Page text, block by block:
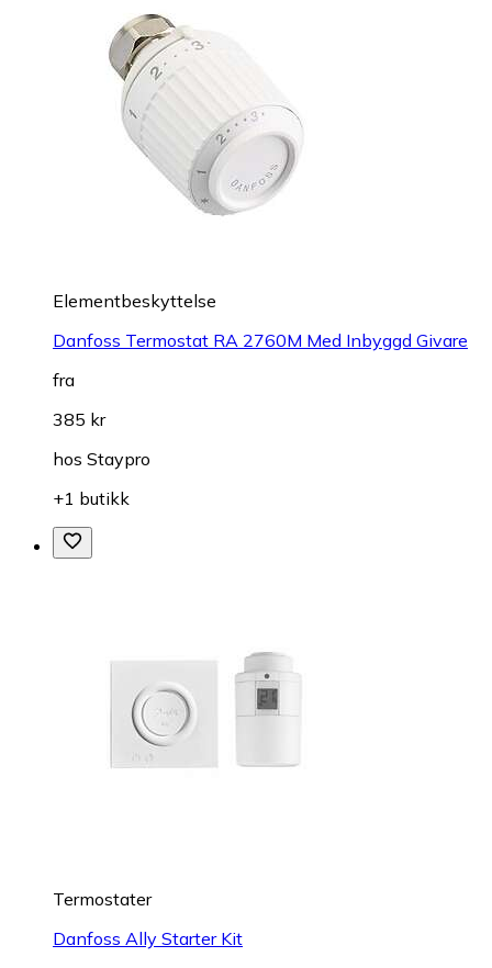
Elementbeskyttelse
Danfoss Termostat RA 2760M Med Inbyggd Givare
fra
385 kr
hos Staypro
+1 butikk
Termostater
Danfoss Ally Starter Kit